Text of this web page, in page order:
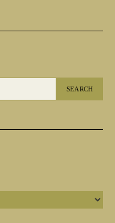
SEARCH